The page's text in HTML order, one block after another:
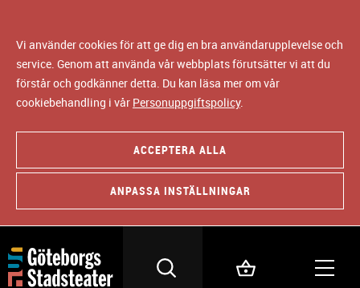
Vi använder cookies för att ge dig en bra användarupplevelse och
service. Genom att använda vår webbplats förutsätter vi att du
förstår och godkänner detta. Du kan läsa mer om vår
cookiebehandling i vår Personuppgiftspolicy.
ACCEPTERA ALLA
ANPASSA INSTÄLLNINGAR